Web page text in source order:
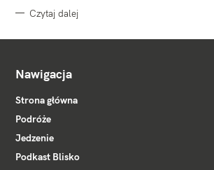
Czytaj dalej
Nawigacja
Strona główna
Podróże
Jedzenie
Podkast Blisko